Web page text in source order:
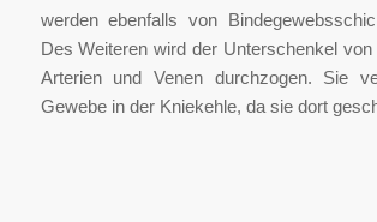
werden ebenfalls von
Des Weiteren wird der Unterschenkel von
Arterien und Venen durchzogen. Sie
Gewebe in der Kniekehle, da sie dort